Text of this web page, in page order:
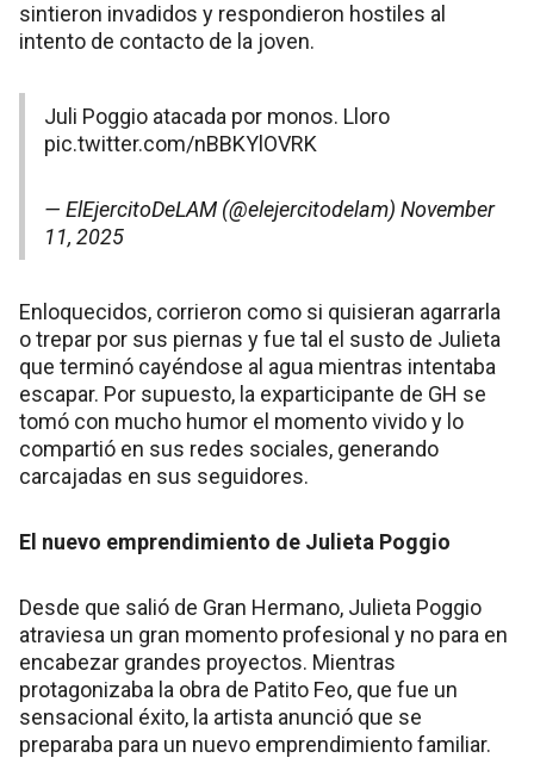
sintieron invadidos y respondieron hostiles al
intento de contacto de la joven.
Juli Poggio atacada por monos. Lloro
pic.twitter.com/nBBKYlOVRK
— ElEjercitoDeLAM (@elejercitodelam) November
11, 2025
Enloquecidos, corrieron como si quisieran agarrarla
o trepar por sus piernas y fue tal el susto de Julieta
que terminó cayéndose al agua mientras intentaba
escapar. Por supuesto, la exparticipante de GH se
tomó con mucho humor el momento vivido y lo
compartió en sus redes sociales, generando
carcajadas en sus seguidores.
El nuevo emprendimiento de Julieta Poggio
Desde que salió de Gran Hermano, Julieta Poggio
atraviesa un gran momento profesional y no para en
encabezar grandes proyectos. Mientras
protagonizaba la obra de Patito Feo, que fue un
sensacional éxito, la artista anunció que se
preparaba para un nuevo emprendimiento familiar.